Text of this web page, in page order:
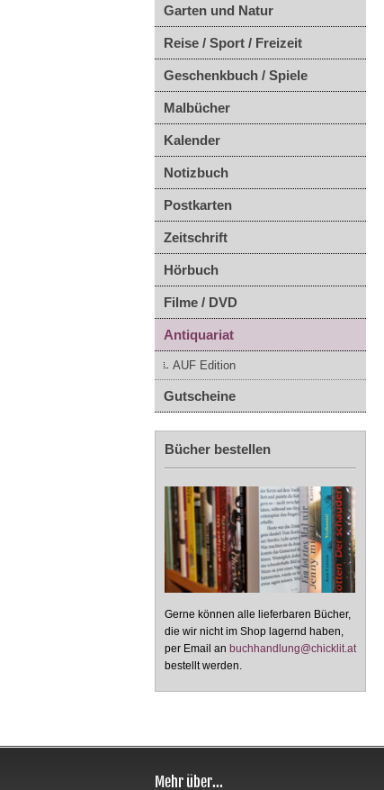
Garten und Natur
Reise / Sport / Freizeit
Geschenkbuch / Spiele
Malbücher
Kalender
Notizbuch
Postkarten
Zeitschrift
Hörbuch
Filme / DVD
Antiquariat
AUF Edition
Gutscheine
Bücher bestellen
Gerne können alle lieferbaren Bücher,
die wir nicht im Shop lagernd haben,
per Email an buchhandlung@chicklit.at
bestellt werden.
Mehr über...